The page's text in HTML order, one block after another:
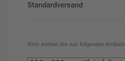
Standardversand
Bitte wählen Sie aus folgenden Artikeln